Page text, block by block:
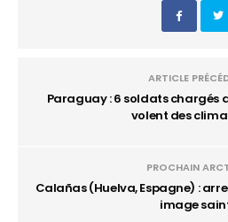
ARTICLE
Paraguay : 6 soldats chargés
volent des
PROCHAIN
Calañas (Huelva, Espagne) :
image